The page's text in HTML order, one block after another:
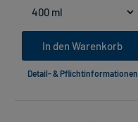
In den Warenkorb
Detail- & Pflichtinformationen